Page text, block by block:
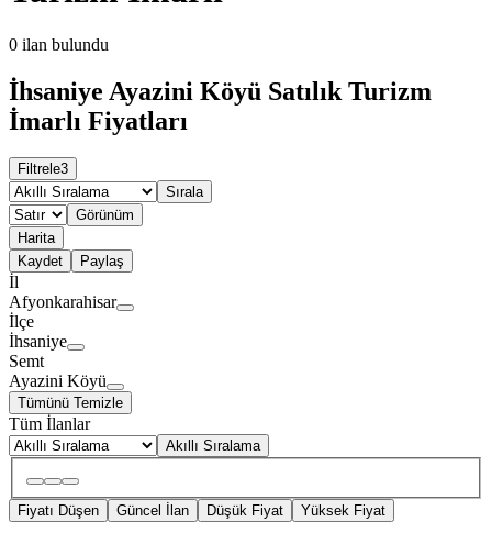
0 ilan bulundu
İhsaniye Ayazini Köyü Satılık Turizm
İmarlı Fiyatları
Filtrele3
Sırala
Görünüm
Harita
Kaydet
Paylaş
İl
Afyonkarahisar
İlçe
İhsaniye
Semt
Ayazini Köyü
Tümünü Temizle
Tüm İlanlar
Akıllı Sıralama
Fiyatı Düşen Güncel İlan Düşük Fiyat Yüksek Fiyat